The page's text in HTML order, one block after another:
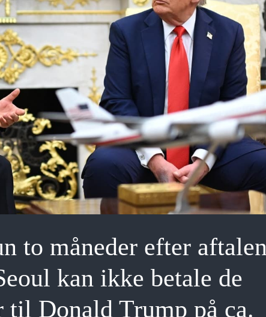
to måneder efter aftalen
kan ikke betale de
til Donald Trump på ca.